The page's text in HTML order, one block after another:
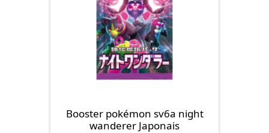
Booster pokémon sv6a night
wanderer Japonais